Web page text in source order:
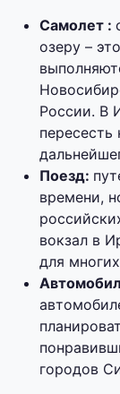
Самолет :
озеру –
России. В
пересесть
Поезд:
времени,
вокзал в
для
городов